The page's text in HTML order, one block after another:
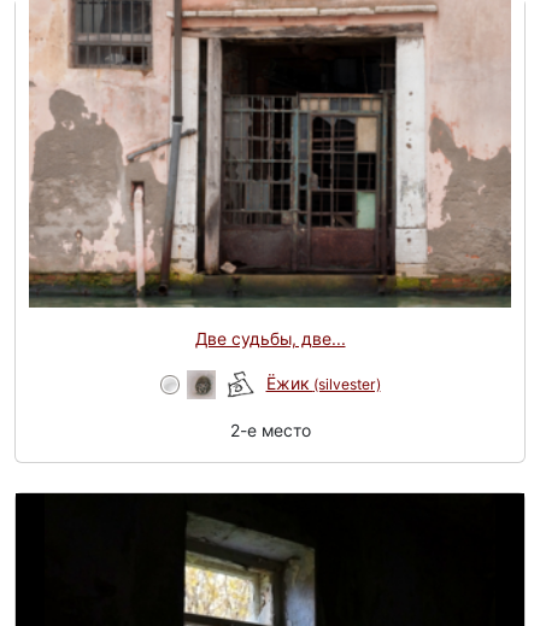
Две судьбы, две...
Ёжик (silvester)
2-e место